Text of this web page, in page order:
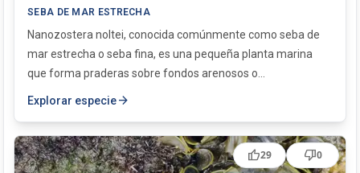
SEBA DE MAR ESTRECHA
Nanozostera noltei, conocida comúnmente como seba de
mar estrecha o seba fina, es una pequeña planta marina
que forma praderas sobre fondos arenosos o...
Explorar especiearrow_forward
thumb_up29 thumb_down0